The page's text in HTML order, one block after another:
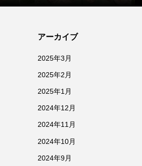
アーカイブ
2025年3月
2025年2月
2025年1月
2024年12月
2024年11月
2024年10月
2024年9月